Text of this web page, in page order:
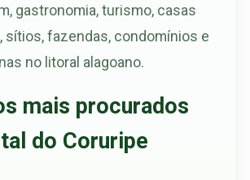
gastronomia, turismo, casas
sítios, fazendas, condomínios e
no litoral alagoano.
mais procurados
do Coruripe